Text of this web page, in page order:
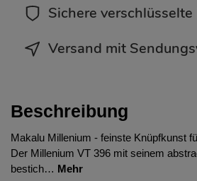
Sichere
Versand mit
Beschreibung
Makalu Millenium - feinste Knüpfkunst
Der Millenium VT 396 mit seinem
bestich… Mehr